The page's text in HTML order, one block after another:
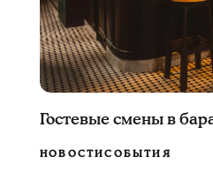
Гостевые смены в
НОВОСТИСОБЫТИЯ